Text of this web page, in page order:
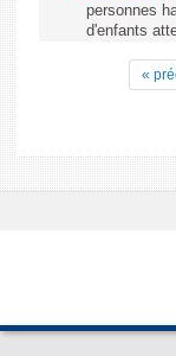
personnes
d'enfants
«